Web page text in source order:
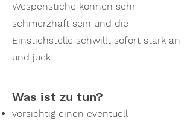
Wespenstiche können sehr
schmerzhaft sein und die
Einstichstelle schwillt sofort stark an
und juckt.
Was ist zu tun?
vorsichtig einen eventuell